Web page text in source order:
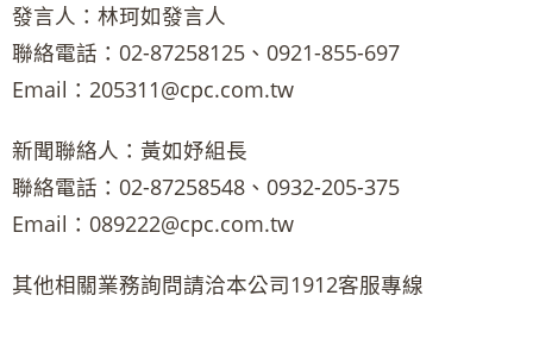
發言人：林珂如發言人
聯絡電話：02-87258125、0921-855-697
Email：205311@cpc.com.tw
新聞聯絡人：黃如妤組長
聯絡電話：02-87258548、0932-205-375
Email：089222@cpc.com.tw
其他相關業務詢問請洽本公司1912客服專線